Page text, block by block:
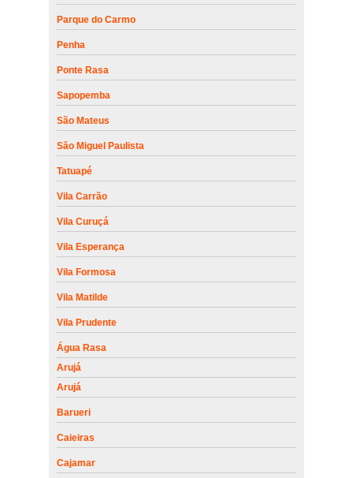
Parque do Carmo
Penha
Ponte Rasa
Sapopemba
São Mateus
São Miguel Paulista
Tatuapé
Vila Carrão
Vila Curuçá
Vila Esperança
Vila Formosa
Vila Matilde
Vila Prudente
Água Rasa
Arujá
Arujá
Barueri
Caieiras
Cajamar